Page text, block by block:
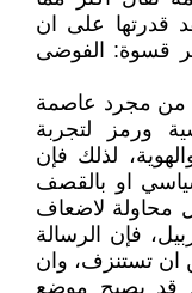
قدرتها على ان
قسوة: الفوضى
من مجرد عاصمة
ورمز لتجربة
لذلك فإن
او بالقصف
محاولة لاضعاف
فإن الرسالة
ان تستنزف، وان
قد يصبح موضع